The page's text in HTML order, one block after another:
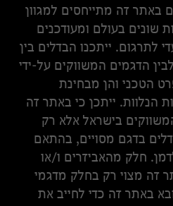
באתר זה מתייחסים למגוון
שונים בעולם ומעודכנים
לתרגום. ייתכנו הבדלים בין
הדגמים המשווקים על-ידי
הטכני והן מבחינת
הנלוות. ייתכן כי באתר זה
בישראל אלא רק
בדגם מסויים, בהתאם
חלק מהאביזרים ו/או
זה מצוי רק בחלק מדגמי
באתר זה כדי לחייב את